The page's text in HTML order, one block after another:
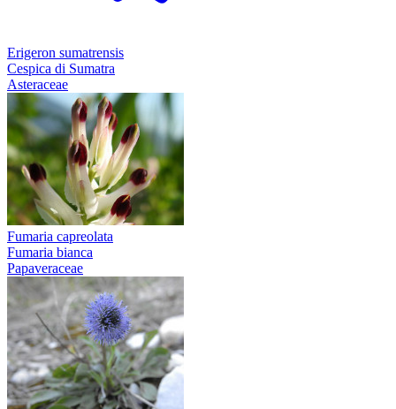
Erigeron sumatrensis
Cespica di Sumatra
Asteraceae
Fumaria capreolata
Fumaria bianca
Papaveraceae